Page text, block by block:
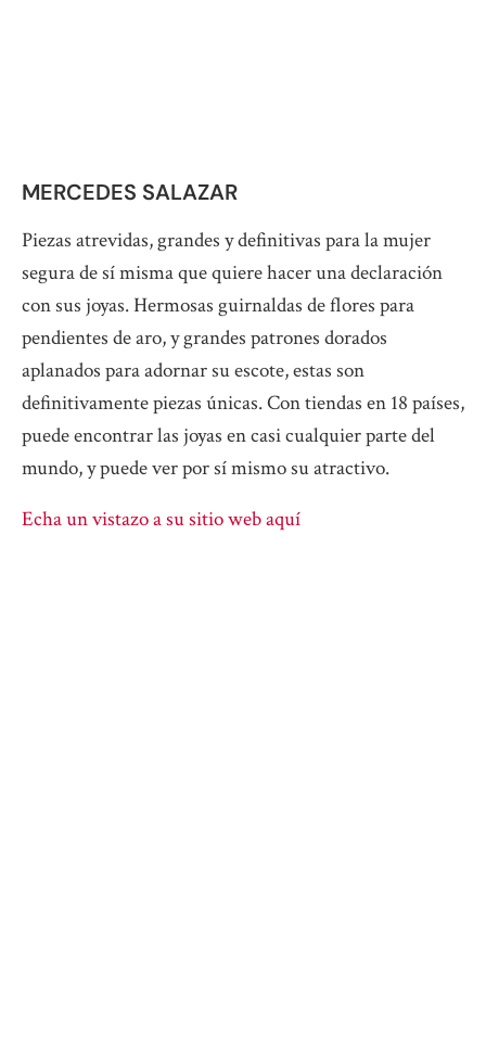
MERCEDES SALAZAR
Piezas atrevidas, grandes y definitivas para la mujer
segura de sí misma que quiere hacer una declaración
con sus joyas. Hermosas guirnaldas de flores para
pendientes de aro, y grandes patrones dorados
aplanados para adornar su escote, estas son
definitivamente piezas únicas. Con tiendas en 18 países,
puede encontrar las joyas en casi cualquier parte del
mundo, y puede ver por sí mismo su atractivo.
Echa un vistazo a su sitio web aquí